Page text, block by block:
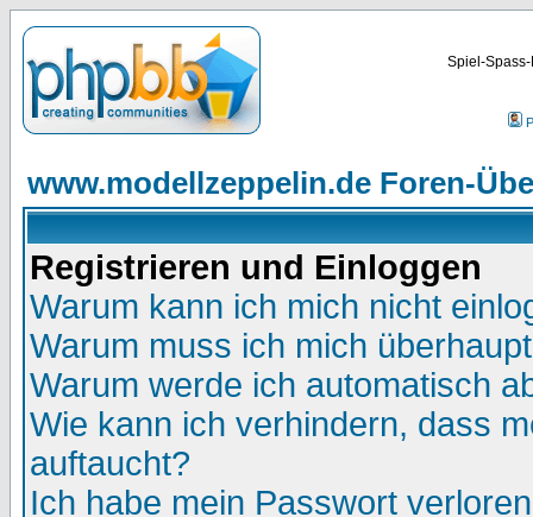
Spiel-
www.modellzeppelin.de Foren-
Registrieren und Einloggen
Warum kann ich mich nicht
Warum muss ich mich
Warum werde ich automatisch
Wie kann ich verhindern, dass
auftaucht?
Ich habe mein Passwort